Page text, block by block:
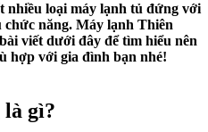
loại máy lạnh tủ đứng với
chức năng. Máy lạnh Thiên
viết dưới đây để tìm hiểu nên
hợp với gia đình bạn nhé!
gì?